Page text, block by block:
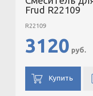
Frud R22109
R22109
3120 руб.
Купить